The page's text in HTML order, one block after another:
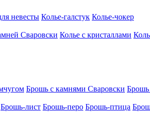
невесты Колье-галстук Колье-чокер
Сваровски Колье с кристаллами
Брошь с камнями Сваровски Брошь
Брошь-лист Брошь-перо Брошь-птица